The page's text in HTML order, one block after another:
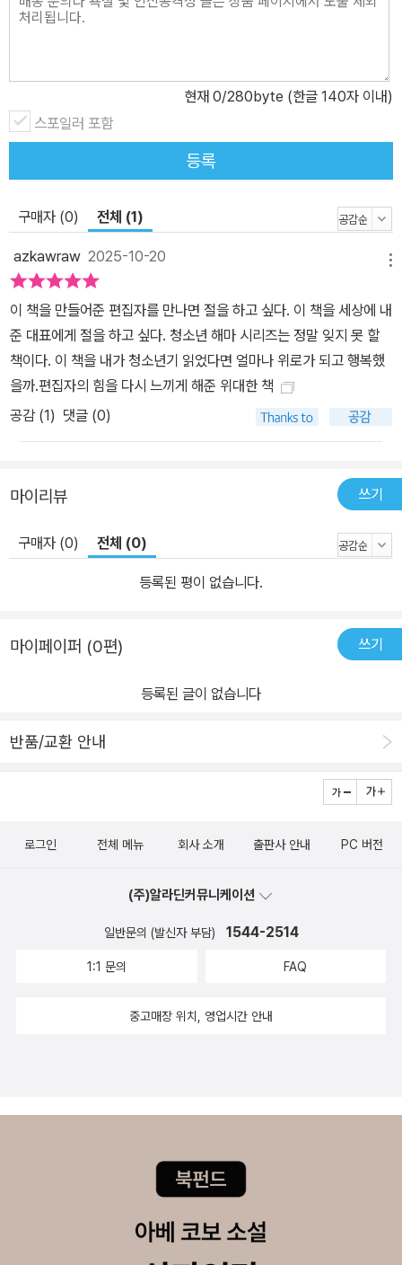
도움을 요청할 수 있는 인생의 선배 하나쯤 있어야 하지 않을까. -141
사람이 사람을 만나는 소중한 공간이라는 것을 보여 준다. 학교에서
학생은 선생님을 만나고, 선생님은 학생을 만난다. 이 만남이 누군가
에게는 일생을 바꾸는 운명적인 만남이 되기도 한다. 우연히 만난 인
연을 함부로 하지 않기를, 서로에게 다정한 말 한마디를 건넬 수 있기
음으로 이원재 작가는 오늘도 아침에 먼저 학생들에게 인사를 건넨
인생을 책으로 만날 수 있는 에세이 범람 시대다. 하지만 청소년의 현
물로 여겨져 왔다. ‘이건 딱 내 얘기네!’ 공감할 수 있는 이야기, 혹은
나와는 다른 경험을 한 사람의 이야기를 접할 기회를 청소년 독자에
게도 만들어 주어야 하지 않을까. 청소년 에세이를 기획하게 된 배경
이다. 울고 웃고 만나고 헤어지고 몰두하고 외면하고 좋아하고 싫어
했던 시간들이 차곡차곡 쌓여 지금의 내가 되었다. 그러니 우리는 기
억의 총합이기도 하다. 기억은 우리 각각을 독특한 존재로 만들어 주
는 것이 바로 우리 머릿속 ‘해마’라는 장소이다. 기억이 입고되고 저장
작가 저마다의 과거와 현재가 충돌하고 뒤엉키고 화해하고 포개지면
서 각기 다른 매력과 개성을 지닌 이야기들이 만들어졌다. 현재의 나
란다. 무엇보다, 한 권의 책과 접속하는 신비를 경험할 수 있기를 기대
현재 0/280byte (한글 140자 이내)
스포일러 포함
등록
구매자 (0) 전체 (1)
azkawraw 2025-10-20
이 책을 만들어준 편집자를 만나면 절을 하고 싶다. 이 책을 세상에 내
준 대표에게 절을 하고 싶다. 청소년 해마 시리즈는 정말 잊지 못 할
책이다. 이 책을 내가 청소년기 읽었다면 얼마나 위로가 되고 행복했
을까.편집자의 힘을 다시 느끼게 해준 위대한 책
공감 (1) 댓글 (0)
마이리뷰 쓰기
구매자 (0) 전체 (0)
등록된 평이 없습니다.
마이페이퍼 (0편) 쓰기
등록된 글이 없습니다
반품/교환 안내
로그인 전체 메뉴 회사 소개 출판사 안내 PC 버전
(주)알라딘커뮤니케이션
일반문의 (발신자 부담) 1544-2514
1:1 문의 FAQ
중고매장 위치, 영업시간 안내